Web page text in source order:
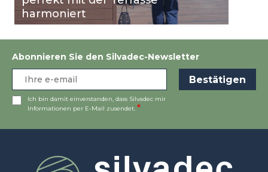
harmoniert
Abonnieren Sie den Silvadec-Newsletter
Ich bin damit einverstanden, dass Silvadec mir
Informationen per E-Mail zusendet.